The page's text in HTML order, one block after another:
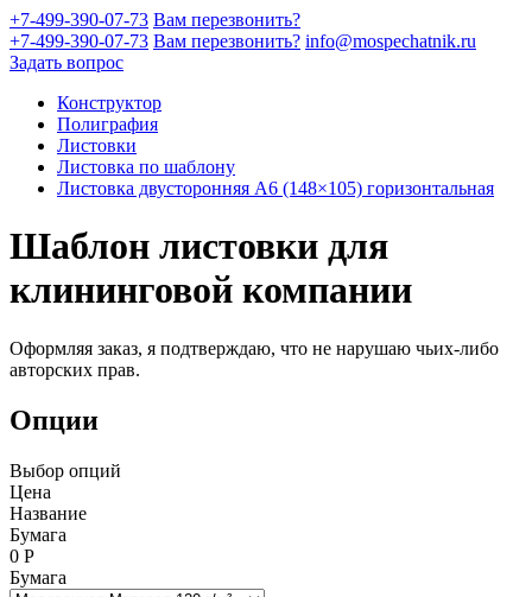
+7-499-390-07-73 Вам перезвонить?
+7-499-390-07-73 Вам перезвонить? info@mospechatnik.ru
Задать вопрос
Конструктор
Полиграфия
Листовки
Листовка по шаблону
Листовка двусторонняя A6 (148×105) горизонтальная
Шаблон листовки для
клининговой компании
Оформляя заказ, я подтверждаю, что не нарушаю чьих-либо
авторских прав.
Опции
Выбор опций
Цена
Название
Бумага
0 Р
Бумага